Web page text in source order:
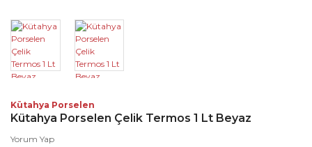
Kütahya Porselen
Kütahya Porselen Çelik Termos 1 Lt Beyaz
Yorum Yap